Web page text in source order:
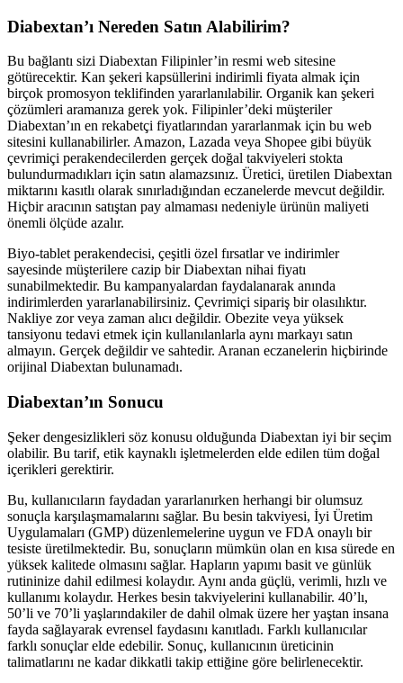
Diabextan’ı Nereden Satın Alabilirim?
Bu bağlantı sizi Diabextan Filipinler’in resmi web sitesine
götürecektir. Kan şekeri kapsüllerini indirimli fiyata almak için
birçok promosyon teklifinden yararlanılabilir. Organik kan şekeri
çözümleri aramanıza gerek yok. Filipinler’deki müşteriler
Diabextan’ın en rekabetçi fiyatlarından yararlanmak için bu web
sitesini kullanabilirler. Amazon, Lazada veya Shopee gibi büyük
çevrimiçi perakendecilerden gerçek doğal takviyeleri stokta
bulundurmadıkları için satın alamazsınız. Üretici, üretilen Diabextan
miktarını kasıtlı olarak sınırladığından eczanelerde mevcut değildir.
Hiçbir aracının satıştan pay almaması nedeniyle ürünün maliyeti
önemli ölçüde azalır.
Biyo-tablet perakendecisi, çeşitli özel fırsatlar ve indirimler
sayesinde müşterilere cazip bir Diabextan nihai fiyatı
sunabilmektedir. Bu kampanyalardan faydalanarak anında
indirimlerden yararlanabilirsiniz. Çevrimiçi sipariş bir olasılıktır.
Nakliye zor veya zaman alıcı değildir. Obezite veya yüksek
tansiyonu tedavi etmek için kullanılanlarla aynı markayı satın
almayın. Gerçek değildir ve sahtedir. Aranan eczanelerin hiçbirinde
orijinal Diabextan bulunamadı.
Diabextan’ın Sonucu
Şeker dengesizlikleri söz konusu olduğunda Diabextan iyi bir seçim
olabilir. Bu tarif, etik kaynaklı işletmelerden elde edilen tüm doğal
içerikleri gerektirir.
Bu, kullanıcıların faydadan yararlanırken herhangi bir olumsuz
sonuçla karşılaşmamalarını sağlar. Bu besin takviyesi, İyi Üretim
Uygulamaları (GMP) düzenlemelerine uygun ve FDA onaylı bir
tesiste üretilmektedir. Bu, sonuçların mümkün olan en kısa sürede en
yüksek kalitede olmasını sağlar. Hapların yapımı basit ve günlük
rutininize dahil edilmesi kolaydır. Aynı anda güçlü, verimli, hızlı ve
kullanımı kolaydır. Herkes besin takviyelerini kullanabilir. 40’lı,
50’li ve 70’li yaşlarındakiler de dahil olmak üzere her yaştan insana
fayda sağlayarak evrensel faydasını kanıtladı. Farklı kullanıcılar
farklı sonuçlar elde edebilir. Sonuç, kullanıcının üreticinin
talimatlarını ne kadar dikkatli takip ettiğine göre belirlenecektir.